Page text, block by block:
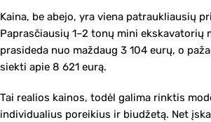
Kaina, be abejo, yra viena patraukliausių
Paprasčiausių 1–2 tonų mini ekskavatorių
prasideda nuo maždaug 3 104 eurų, o
siekti apie 8 621 eurą.
Tai realios kainos, todėl galima rinktis
individualius poreikius ir biudžetą. Net